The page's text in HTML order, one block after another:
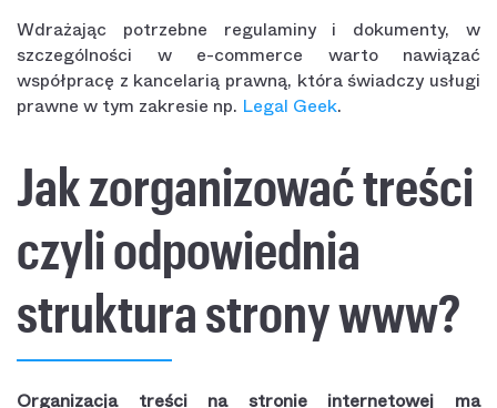
Wdrażając potrzebne regulaminy i dokumenty, w
szczególności w e-commerce warto nawiązać
współpracę z kancelarią prawną, która świadczy usługi
prawne w tym zakresie np. Legal Geek.
Jak zorganizować treści
czyli odpowiednia
struktura strony www?
Organizacja treści na stronie internetowej ma